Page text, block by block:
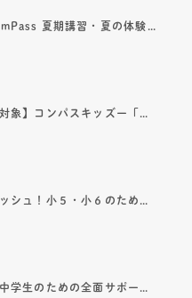
2026 学習塾ComPass 夏期講習・夏の体験｜小1～中1募集のご案内
【新小１～小４対象】コンパスキッズー「算国」×「マイクラ」×「速読」で自ら学ぶ力を育む、新しい放課後の居場所ー
春のスタートダッシュ！小５・小６のための春期講習 “春スタ” 2026
成績上位を狙う中学生のための全面サポート春期講習2026